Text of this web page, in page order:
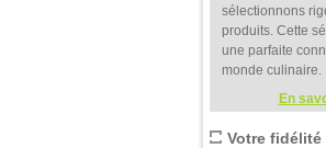
sélectionnons
produits. Cette
une parfaite
monde culinaire.
En
Votre fidélité